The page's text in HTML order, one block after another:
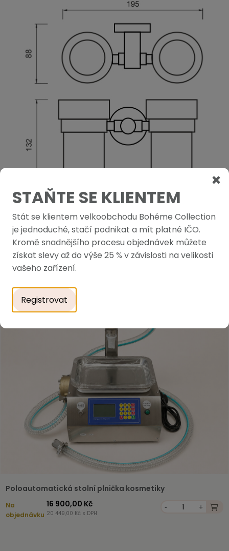
PODOBNÉ PRODUKTY
Poloautomatická stolní plnička kosmetiky
Na
objednávku
16 900,00 Kč
20 449,00 Kč s DPH
- +
STAŇTE SE KLIENTEM
Stát se klientem velkoobchodu Bohéme Collection
je jednoduché, stačí podnikat a mít platné IČO.
Kromě snadnějšího procesu objednávek můžete
získat slevy až do výše 25 % v závislosti na velikosti
vašeho zařízení.
Registrovat